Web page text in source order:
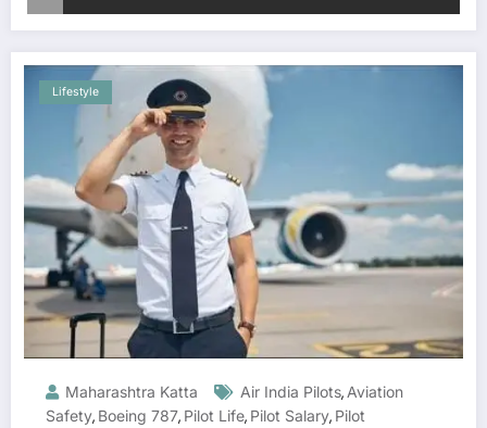
Lifestyle
Maharashtra Katta Air India Pilots, Aviation
Safety, Boeing 787, Pilot Life, Pilot Salary, Pilot